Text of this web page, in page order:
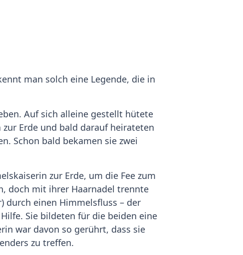
man solch eine Legende, die in
Auf sich alleine gestellt hütete
Erde und bald darauf heirateten
Schon bald bekamen sie zwei
zur Erde, um die Fee zum
doch mit ihrer Haarnadel trennte
durch einen Himmelsfluss – der
Sie bildeten für die beiden eine
war davon so gerührt, dass sie
zu treffen.